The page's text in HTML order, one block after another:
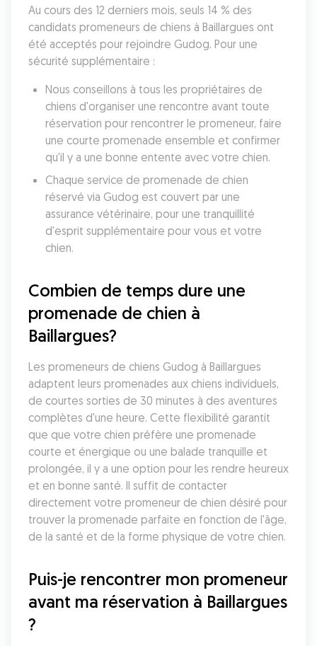
Au cours des 12 derniers mois, seuls 14 % des
candidats promeneurs de chiens à Baillargues ont
été acceptés pour rejoindre Gudog. Pour une
sécurité supplémentaire :
Nous conseillons à tous les propriétaires de
chiens d'organiser une rencontre avant toute
réservation pour rencontrer le promeneur, faire
une courte promenade ensemble et confirmer
qu'il y a une bonne entente avec votre chien.
Chaque service de promenade de chien
réservé via Gudog est couvert par une
assurance vétérinaire, pour une tranquillité
d'esprit supplémentaire pour vous et votre
chien.
Combien de temps dure une
promenade de chien à
Baillargues?
Les promeneurs de chiens Gudog à Baillargues
adaptent leurs promenades aux chiens individuels,
de courtes sorties de 30 minutes à des aventures
complètes d'une heure. Cette flexibilité garantit
que que votre chien préfère une promenade
courte et énergique ou une balade tranquille et
prolongée, il y a une option pour les rendre heureux
et en bonne santé. Il suffit de contacter
directement votre promeneur de chien désiré pour
trouver la promenade parfaite en fonction de l'âge,
de la santé et de la forme physique de votre chien.
Puis-je rencontrer mon promeneur
avant ma réservation à Baillargues
?